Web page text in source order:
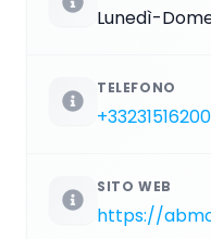
Lunedì-
TELEFONO
+33231516200
SITO WEB